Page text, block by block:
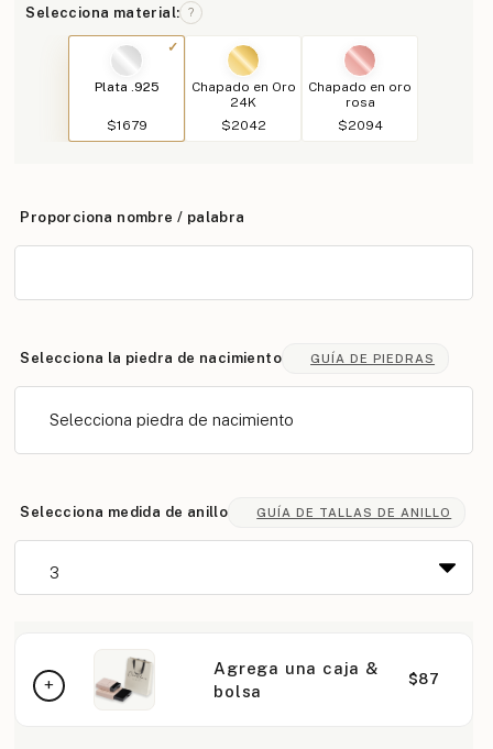
Selecciona material: ?
Plata .925
$1679
Chapado en Oro
24K
$2042
Chapado en oro
rosa
$2094
Proporciona nombre / palabra
Selecciona la piedra de nacimiento GUÍA DE PIEDRAS
Selecciona piedra de nacimiento
Selecciona medida de anillo GUÍA DE TALLAS DE ANILLO
Agrega una caja &
bolsa
$87